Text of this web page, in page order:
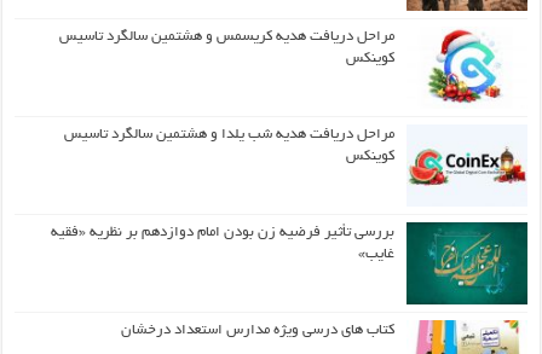
مراحل دریافت هدیه کریسمس و هشتمین سالگرد تاسیس
کوینکس
مراحل دریافت هدیه شب یلدا و هشتمین سالگرد تاسیس
کوینکس
بررسی تأثیر فرضیه زن بودن امام دوازدهم بر نظریه «فقیه
غایب»
کتاب های درسی ویژه مدارس استعداد درخشان